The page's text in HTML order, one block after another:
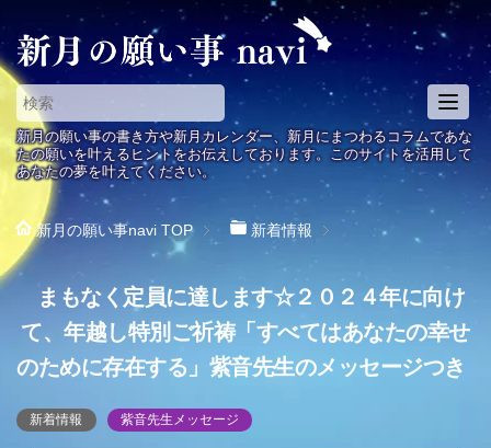
T
o
g
g
e
v
g
a
新月の願い事の書き方や新月カレンダー、新月にまつわるコラムであな
たの願いを叶えるヒントをお伝えしております。このサイトを活用して
あなたの夢を叶えてください。
新月の願い事navi TOP 新着情報
まもなく定員に達します☆２０２４年に向け
て、年越し特別ご祈祷「すべてはあなたの幸せ
のために存在する」紫音先生のメッセージつき
新着情報 紫音先生メッセージ